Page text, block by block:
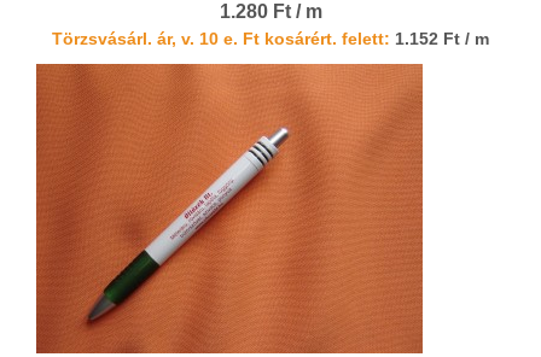
1.280 Ft / m
Törzsvásárl. ár, v. 10 e. Ft kosárért. felett: 1.152 Ft / m